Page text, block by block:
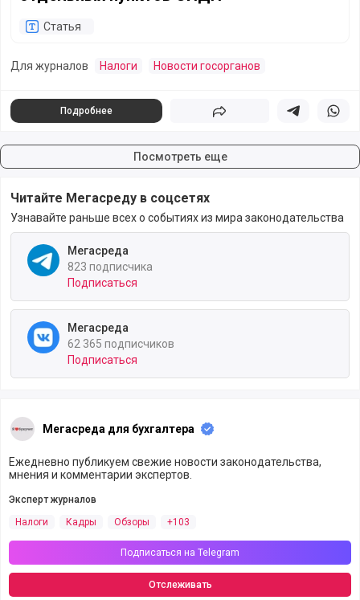
Статья
Для журналов Налоги Новости госорганов
Подробнее Поделиться Поделиться в
Посмотреть еще
Читайте Мегасреду в соцсетях
Узнавайте раньше всех о событиях из мира законодательства
Мегасреда
823 подписчика
Подписаться
Мегасреда
62 365 подписчиков
Подписаться
Мегасреда для бухгалтера
Ежедневно публикуем свежие новости законодательства,
мнения и комментарии экспертов.
Эксперт журналов
Налоги
Кадры Обзоры +103
Подписаться на Telegram
Отслеживать